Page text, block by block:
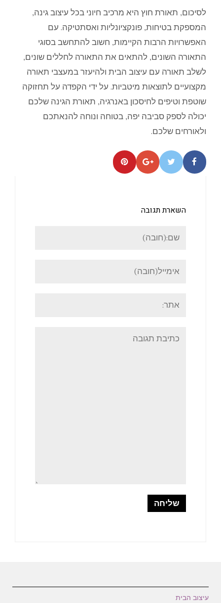
לסיכום, תאורת חוץ היא מרכיב חיוני בכל עיצוב גינה,
המספקת בטיחות, פונקציונליות ואסתטיקה. עם
האפשרויות הרבות הקיימות, חשוב להתחשב בסוגי
התאורה השונים, להתאים את התאורה לחללים שונים,
לשלב תאורה עם עיצוב הבית ולהיעזר במעצבי תאורה
מקצועיים לתוצאות מיטביות. על ידי הקפדה על תחזוקה
שוטפת וטיפים לחיסכון באנרגיה, תאורת הגינה שלכם
יכולה לספק סביבה יפה, בטוחה ונוחה להנאתכם
ולאורחים שלכם.
השארת תגובה
עיצוב הבית